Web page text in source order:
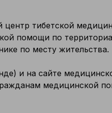
центр тибетской
помощи по
по месту жительства.
и на сайте
медицинской